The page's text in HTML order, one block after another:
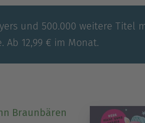
und 500.000 weitere Titel
Ab 12,99 € im Monat.
Braunbären